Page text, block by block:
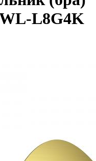
L8G4K